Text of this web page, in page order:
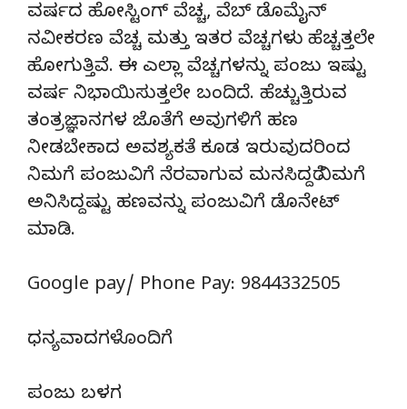
ವರ್ಷದ ಹೋಸ್ಟಿಂಗ್‌ ವೆಚ್ಚ, ವೆಬ್‌ ಡೊಮೈನ್‌
ನವೀಕರಣ ವೆಚ್ಚ ಮತ್ತು ಇತರ ವೆಚ್ಚಗಳು ಹೆಚ್ಚತ್ತಲೇ
ಹೋಗುತ್ತಿವೆ. ಈ ಎಲ್ಲಾ ವೆಚ್ಚಗಳನ್ನು ಪಂಜು ಇಷ್ಟು
ವರ್ಷ ನಿಭಾಯಿಸುತ್ತಲೇ ಬಂದಿದೆ. ಹೆಚ್ಚುತ್ತಿರುವ
ತಂತ್ರಜ್ಞಾನಗಳ ಜೊತೆಗೆ ಅವುಗಳಿಗೆ ಹಣ
ನೀಡಬೇಕಾದ ಅವಶ್ಯಕತೆ ಕೂಡ ಇರುವುದರಿಂದ
ನಿಮಗೆ ಪಂಜುವಿಗೆ ನೆರವಾಗುವ ಮನಸಿದ್ದರೆ ನಿಮಗೆ
ಅನಿಸಿದ್ದಷ್ಟು ಹಣವನ್ನು ಪಂಜುವಿಗೆ ಡೊನೇಟ್‌
ಮಾಡಿ.
Google pay/ Phone Pay: 9844332505
ಧನ್ಯವಾದಗಳೊಂದಿಗೆ
ಪಂಜು ಬಳಗ